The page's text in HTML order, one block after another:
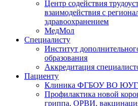
Центр содействия
взаимодействия с
здравоохранением
МедМол
Специалисту
Институт
образования
Аккредитация
Пациенту
Клиника ФГБОУ ВО
Профилактика новой
гриппа, ОРВИ,